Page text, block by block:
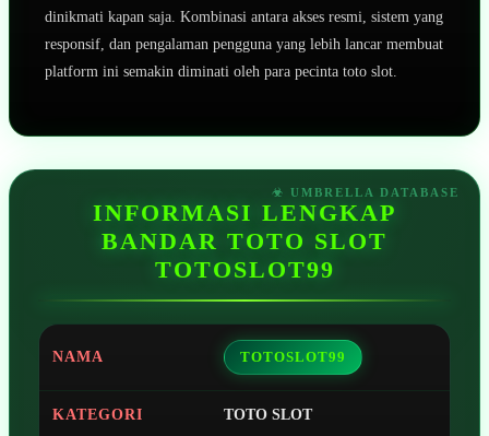
dinikmati kapan saja. Kombinasi antara akses resmi, sistem yang
responsif, dan pengalaman pengguna yang lebih lancar membuat
platform ini semakin diminati oleh para pecinta toto slot.
INFORMASI LENGKAP
BANDAR TOTO SLOT
TOTOSLOT99
NAMA TOTOSLOT99
KATEGORI TOTO SLOT